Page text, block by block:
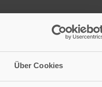
Über Cookies